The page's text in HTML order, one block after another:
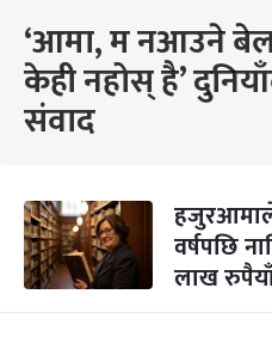
‘आमा, म नआउने
केही नहोस् है’
संवाद
वर्षपछि
लाख